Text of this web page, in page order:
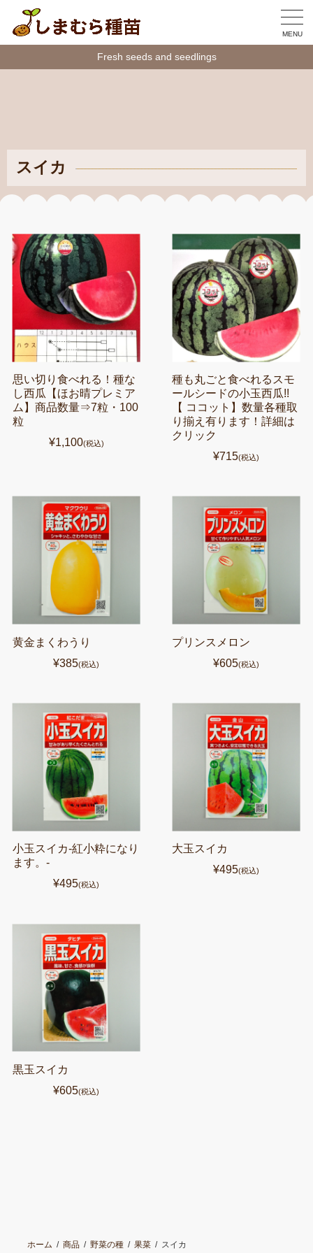
MENU
Fresh seeds and seedlings
スイカ
思い切り食べれる！種な
し西瓜【ほお晴プレミア
ム】商品数量⇒7粒・100
粒
¥1,100(税込)
種も丸ごと食べれるスモ
ールシードの小玉西瓜!!
【 ココット】数量各種取
り揃え有ります！詳細は
クリック
¥715(税込)
黄金まくわうり
¥385(税込)
プリンスメロン
¥605(税込)
小玉スイカ-紅小粋になり
ます。-
¥495(税込)
大玉スイカ
¥495(税込)
黒玉スイカ
¥605(税込)
ホーム 商品 野菜の種 果菜 スイカ